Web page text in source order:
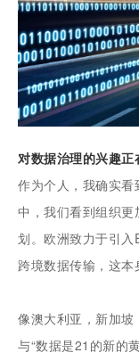
对数据治理的兴趣正
作为个人，我确实看
中，我们看到组织
划。欧洲致力于引
跨境数据传输，这本
像澳大利亚，新加
与“数据是21的新的